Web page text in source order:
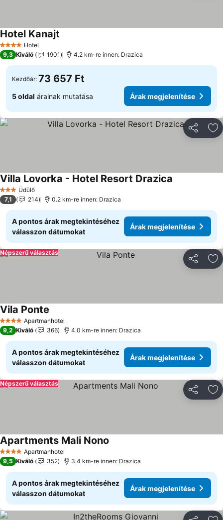
4 KategóriaHotel
Hotel Kanajt
9,3 Kiváló 1901 4.2 km-re innen: Drazica
Kezdőár: 73 657 Ft
5 oldal árainak mutatása Árak megjelenítése
3 Kategória
Üdülő
Villa Lovorka - Hotel Resort Drazica
7,1 214 0.2 km-re innen: Drazica
A pontos árak megtekintéséhez
válasszon dátumokat
Árak megjelenítése
Népszerű választás
4 KategóriaApartmanhotel
Vila Ponte
9,2 Kiváló 366 4.0 km-re innen: Drazica
A pontos árak megtekintéséhez
válasszon dátumokat
Árak megjelenítése
Népszerű választás
4 KategóriaApartmanhotel
Apartments Mali Nono
9,5 Kiváló 352 3.4 km-re innen: Drazica
A pontos árak megtekintéséhez
válasszon dátumokat
Árak megjelenítése